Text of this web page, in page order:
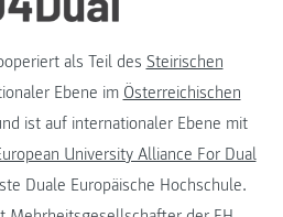
als Teil des Steirischen
Ebene im Österreichischen
ist auf internationaler Ebene mit
University Alliance For Dual
Duale Europäische Hochschule.